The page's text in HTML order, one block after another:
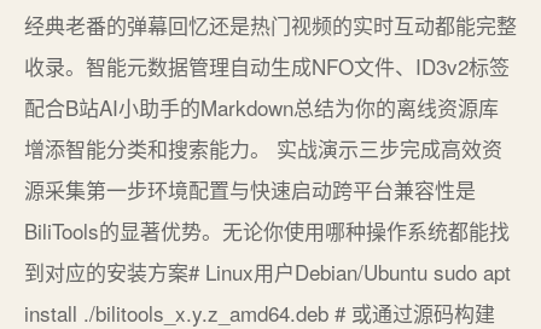
经典老番的弹幕回忆还是热门视频的实时互动都能完整
收录。智能元数据管理自动生成NFO文件、ID3v2标签
配合B站AI小助手的Markdown总结为你的离线资源库
增添智能分类和搜索能力。 实战演示三步完成高效资
源采集第一步环境配置与快速启动跨平台兼容性是
BiliTools的显著优势。无论你使用哪种操作系统都能找
到对应的安装方案# Linux用户Debian/Ubuntu sudo apt
install ./bilitools_x.y.z_amd64.deb # 或通过源码构建